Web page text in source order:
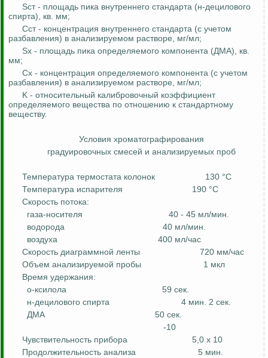
Sст- площадь пика внутреннего стандарта (н-децилового
спирта), кв. мм;
Сст- концентрация внутреннего стандарта (с учетом
разбавления) в анализируемом растворе, мг/мл;
Sх - площадь пика определяемого компонента (ДМА), кв.
мм;
Сх - концентрация определяемого компонента (с учетом
разбавления) в анализируемом растворе, мг/мл;
K - относительный калибровочный коэффициент
определяемого вещества по отношению к стандартному
веществу.
Условия хроматографирования
градуировочныхсмесей и анализируемых проб
Температура термостата колонок
130 °C
Температура испарителя
190 °C
Скорость потока:
газа-носителя
40 - 45 мл/мин.
водорода
40 мл/мин.
воздуха
400 мл/час
Скорость диаграммной ленты
720 мм/час
Объем анализируемой пробы
1 мкл
Время удержания:
о-ксилола
59 сек.
н-децилового спирта
4 мин. 2 сек.
ДМА
50 сек.
-10
Чувствительность прибора
5,0 х 10
Продолжительность анализа
5 мин.